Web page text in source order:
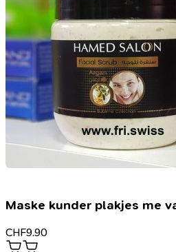
Maske kunder plakjes me
CHF9.90